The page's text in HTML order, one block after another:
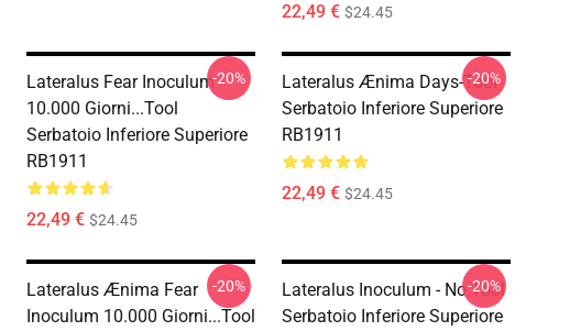
22,49 € $24.45
Lateralus Fear Inoculum
10.000 Giorni...tool
Serbatoio Inferiore Superiore
RB1911
22,49 € $24.45
-20%
Lateralus Ænima Days-Tool
Serbatoio Inferiore Superiore
RB1911
22,49 € $24.45
-20%
Lateralus Ænima Fear
Inoculum 10.000 Giorni...tool
-20%
Lateralus Inoculum - No.tool
Serbatoio Inferiore Superiore
-20%